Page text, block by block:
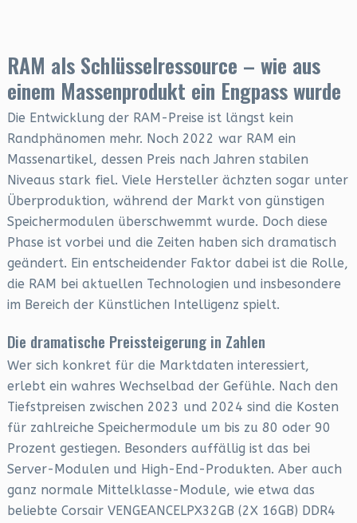
RAM als Schlüsselressource – wie aus
einem Massenprodukt ein Engpass wurde
Die Entwicklung der RAM-Preise ist längst kein
Randphänomen mehr. Noch 2022 war RAM ein
Massenartikel, dessen Preis nach Jahren stabilen
Niveaus stark fiel. Viele Hersteller ächzten sogar unter
Überproduktion, während der Markt von günstigen
Speichermodulen überschwemmt wurde. Doch diese
Phase ist vorbei und die Zeiten haben sich dramatisch
geändert. Ein entscheidender Faktor dabei ist die Rolle,
die RAM bei aktuellen Technologien und insbesondere
im Bereich der Künstlichen Intelligenz spielt.
Die dramatische Preissteigerung in Zahlen
Wer sich konkret für die Marktdaten interessiert,
erlebt ein wahres Wechselbad der Gefühle. Nach den
Tiefstpreisen zwischen 2023 und 2024 sind die Kosten
für zahlreiche Speichermodule um bis zu 80 oder 90
Prozent gestiegen. Besonders auffällig ist das bei
Server-Modulen und High-End-Produkten. Aber auch
ganz normale Mittelklasse-Module, wie etwa das
beliebte Corsair VENGEANCELPX32GB (2X 16GB) DDR4